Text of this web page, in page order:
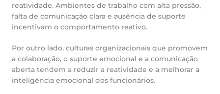
reatividade. Ambientes de trabalho com alta pressão,
falta de comunicação clara e ausência de suporte
incentivam o comportamento reativo.
Por outro lado, culturas organizacionais que promovem
a colaboração, o suporte emocional e a comunicação
aberta tendem a reduzir a reatividade e a melhorar a
inteligência emocional dos funcionários.